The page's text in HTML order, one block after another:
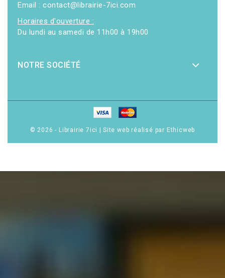
Email : contact@librairie-7ici.com
Horaires d'ouverture :
Du lundi au samedi de 11h00 à 19h00
NOTRE SOCIÉTÉ
© 2026 - Librairie 7ici Site web réalisé par Ethicweb